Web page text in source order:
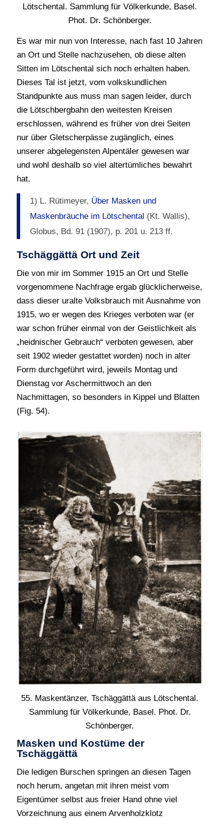
Lötschental. Sammlung für Völkerkunde, Basel.
Phot. Dr. Schönberger.
Es war mir nun von Interesse, nach fast 10 Jahren
an Ort und Stelle nachzusehen, ob diese alten
Sitten im Lötschental sich noch erhalten haben.
Dieses Tal ist jetzt, vom volkskundlichen
Standpunkte aus muss man sagen leider, durch
die Lötschbergbahn den weitesten Kreisen
erschlossen, während es früher von drei Seiten
nur über Gletscherpässe zugänglich, eines
unserer abgelegensten Alpentäler gewesen war
und wohl deshalb so viel altertümliches bewahrt
hat.
1) L. Rütimeyer, Über Masken und
Maskenbräuche im Lötschental (Kt. Wallis),
Globus, Bd. 91 (1907), p. 201 u. 213 ff.
Tschäggättä Ort und Zeit
Die von mir im Sommer 1915 an Ort und Stelle
vorgenommene Nachfrage ergab glücklicherweise,
dass dieser uralte Volksbrauch mit Ausnahme von
1915, wo er wegen des Krieges verboten war (er
war schon früher einmal von der Geistlichkeit als
„heidnischer Gebrauch“ verboten gewesen, aber
seit 1902 wieder gestattet worden) noch in alter
Form durchgeführt wird, jeweils Montag und
Dienstag vor Aschermittwoch an den
Nachmittagen, so besonders in Kippel und Blatten
(Fig. 54).
55. Maskentänzer, Tschäggättä aus Lötschental.
Sammlung für Völkerkunde, Basel. Phot. Dr.
Schönberger.
Masken und Kostüme der
Tschäggättä
Die ledigen Burschen springen an diesen Tagen
noch herum, angetan mit ihren meist vom
Eigentümer selbst aus freier Hand ohne viel
Vorzeichnung aus einem Arvenholzklotz